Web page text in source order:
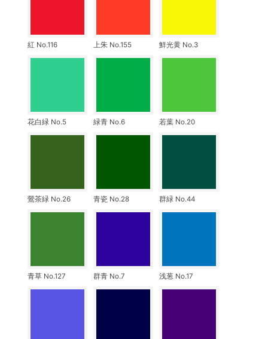
紅 No.116 上朱 No.155 鮮光黄 No.3
花白緑 No.5 緑青 No.6 若葉 No.20
鶯茶緑 No.26 青瓷 No.28 群緑 No.44
青草 No.127 群青 No.7 浅葱 No.17